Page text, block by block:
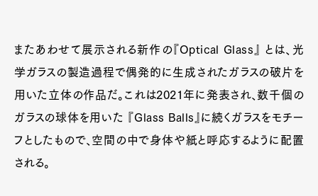
またあわせて展示される新作の『Optical Glass』 とは、光
学ガラスの製造過程で偶発的に生成されたガラスの破片を
用いた立体の作品だ。これは2021年に発表され、数千個の
ガラスの球体を用いた 『Glass Balls』に続くガラスをモチー
フとしたもので、空間の中で身体や紙と呼応するように配置
される。